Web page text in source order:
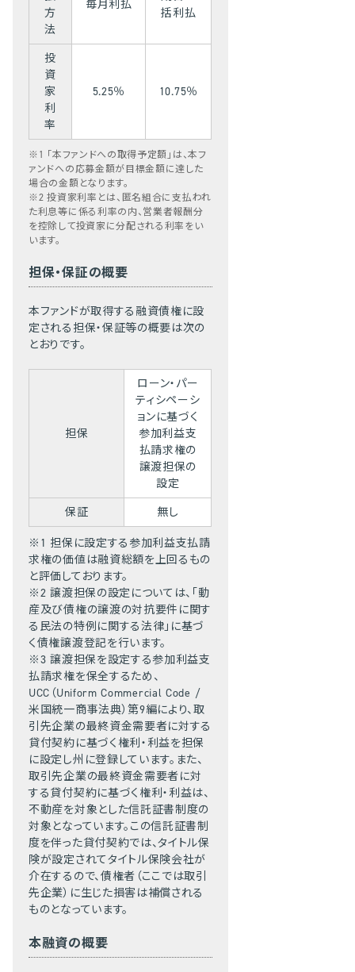
方
法
毎月利払
括利払
投
資
家
利
率
5.25％ 10.75％
※1 「本ファンドへの取得予定額」は、本フ
ァンドへの応募金額が目標金額に達した
場合の金額となります。
※2 投資家利率とは、匿名組合に支払われ
た利息等に係る利率の内、営業者報酬分
を控除して投資家に分配される利率をい
います。
担保・保証の概要
本ファンドが取得する融資債権に設
定される担保・保証等の概要は次の
とおりです。
担保
ローン・パー
ティシペーシ
ョンに基づく
参加利益支
払請求権の
譲渡担保の
設定
保証
無し
※1 担保に設定する参加利益支払請
求権の価値は融資総額を上回るもの
と評価しております。
※2 譲渡担保の設定については、「動
産及び債権の譲渡の対抗要件に関す
る民法の特例に関する法律」に基づ
く債権譲渡登記を行います。
※3 譲渡担保を設定する参加利益支
払請求権を保全するため、
UCC（Uniform Commercial Code /
米国統一商事法典）第9編により、取
引先企業の最終資金需要者に対する
貸付契約に基づく権利・利益を担保
に設定し州に登録しています。また、
取引先企業の最終資金需要者に対
する貸付契約に基づく権利・利益は、
不動産を対象とした信託証書制度の
対象となっています。この信託証書制
度を伴った貸付契約では、タイトル保
険が設定されてタイトル保険会社が
介在するので、債権者（ここでは取引
先企業）に生じた損害は補償される
ものとなっています。
本融資の概要